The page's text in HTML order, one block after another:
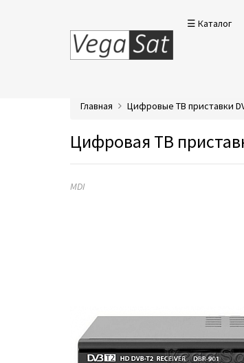
☰ Каталог
Главная Цифровые ТВ приставки
Цифровая ТВ
MDI